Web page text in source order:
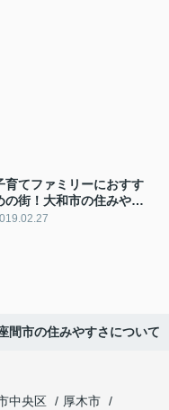
育てファミリーにおすす
の街！大和市の住みやす
は？
間市の住みやすさについて
中央区
厚木市